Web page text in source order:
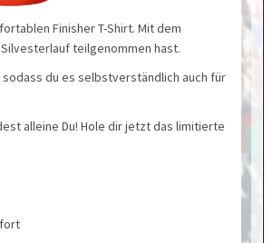
Finisher T-Shirt. Mit dem
teilgenommen hast.
du es selbstverständlich auch für
alleine Du! Hole dir jetzt das limitierte